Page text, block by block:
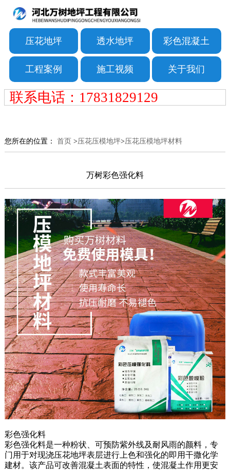
压花地坪 透水地坪 彩色混凝土
工程案例 施工视频 关于我们
联系电话：17831829129
您所在的位置： 首页 >压花压模地坪>压花压模地坪材料
万树彩色强化料
彩色强化料
彩色强化料是一种粉状、可预防紫外线及耐风雨的颜料，专
门用于对现浇压花地坪表层进行上色和强化的即用干撒化学
建材。该产品可改善混凝土表面的特性，使混凝土作用更安